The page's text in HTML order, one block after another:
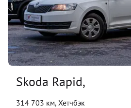
Skoda Rapid,
314 703 км, Хетчбэк